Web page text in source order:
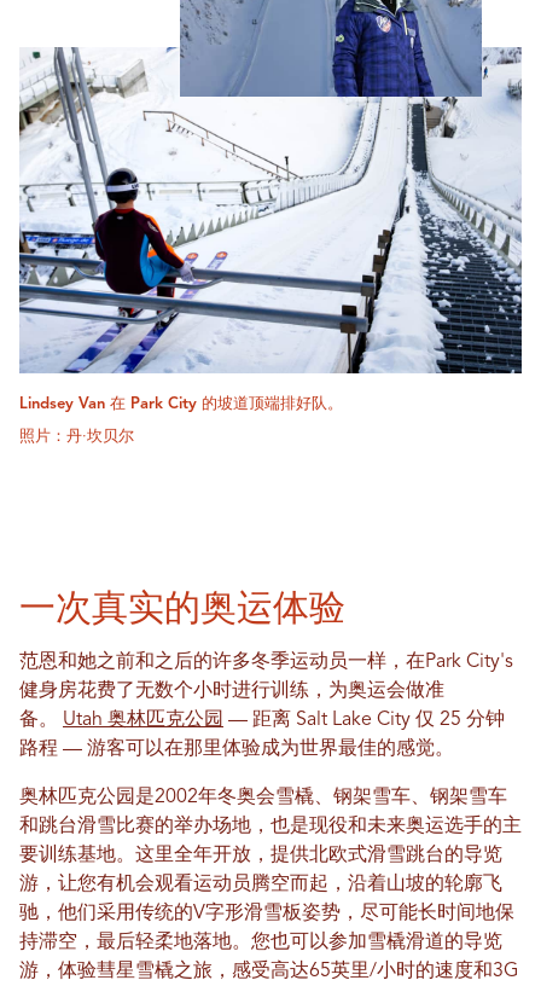
Lindsey Van 在 Park City 的坡道顶端排好队。
照片：丹·坎贝尔
一次真实的奥运体验
范恩和她之前和之后的许多冬季运动员一样，在Park City's
健身房花费了无数个小时进行训练，为奥运会做准
备。 Utah 奥林匹克公园 — 距离 Salt Lake City 仅 25 分钟
路程 — 游客可以在那里体验成为世界最佳的感觉。
奥林匹克公园是2002年冬奥会雪橇、钢架雪车、钢架雪车
和跳台滑雪比赛的举办场地，也是现役和未来奥运选手的主
要训练基地。这里全年开放，提供北欧式滑雪跳台的导览
游，让您有机会观看运动员腾空而起，沿着山坡的轮廓飞
驰，他们采用传统的V字形滑雪板姿势，尽可能长时间地保
持滞空，最后轻柔地落地。您也可以参加雪橇滑道的导览
游，体验彗星雪橇之旅，感受高达65英里/小时的速度和3G